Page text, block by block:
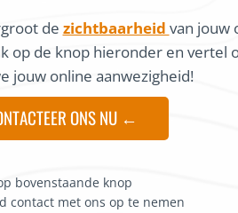
de zichtbaarheid van jouw
op de knop hieronder en vertel
jouw online aanwezigheid!
ONS NU ←
bovenstaande knop
contact met ons op te nemen